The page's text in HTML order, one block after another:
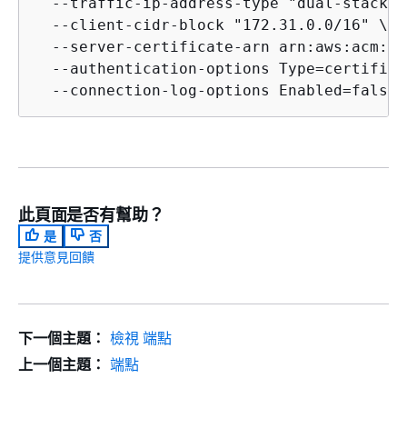
  --client-cidr-block "172.31.0.0/16" \
--server-certificate-arn
--authentication-options
  --connection-log-options Enabled=false
此頁面是否有幫助？
是
否
提供意見回饋
下一個主題： 檢視 端點
上一個主題： 端點